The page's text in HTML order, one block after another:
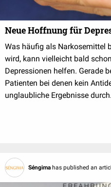
Neue Hoffnung für
Was häufig als Narkosemittel
wird, kann vielleicht bald
Depressionen helfen. Gerade
Patienten bei denen kein
unglaubliche Ergebnisse
Séngima has published an